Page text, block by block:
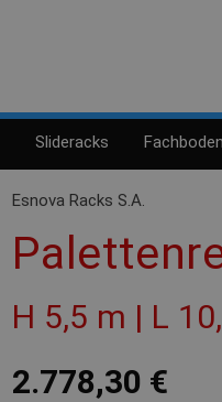
Slideracks
Esnova Racks S.A.
H 5,5 m | L
2.778,30 €